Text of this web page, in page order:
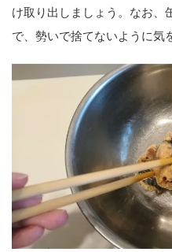
け取り出しましょう。なお、
で、勢いで捨てないように気